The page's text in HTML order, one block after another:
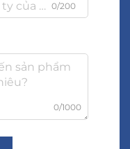
0/200
0/1000